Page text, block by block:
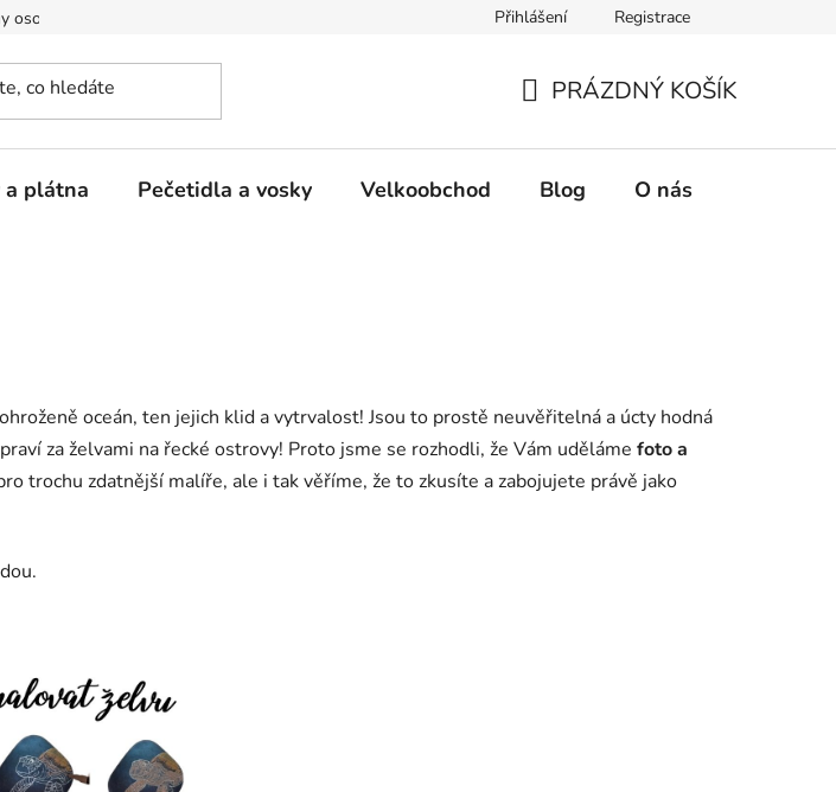
osobních údajů Přihlášení Registrace
KOŠÍK
PRÁZDNÝ KOŠÍK
a plátna Pečetidla a vosky Velkoobchod Blog O nás
oceán, ten jejich klid a vytrvalost! Jsou to prostě neuvěřitelná a úcty hodná
za želvami na řecké ostrovy! Proto jsme se rozhodli, že Vám uděláme foto a
trochu zdatnější malíře, ale i tak věříme, že to zkusíte a zabojujete právě jako